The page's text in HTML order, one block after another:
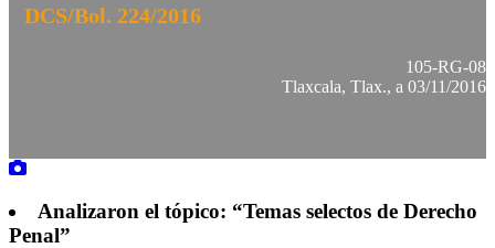
DCS/Bol. 224/2016
105-RG-08
Tlaxcala, Tlax., a 03/11/2016
Analizaron el tópico: “Temas selectos de Derecho
Penal”